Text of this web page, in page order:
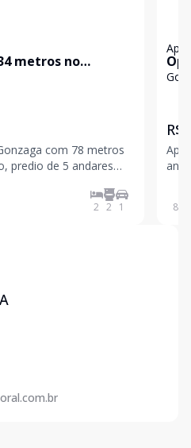
metros no
com
com 78 metros
predio de 5 andares
banheiro social,
de
2 2 1
R$
1
87